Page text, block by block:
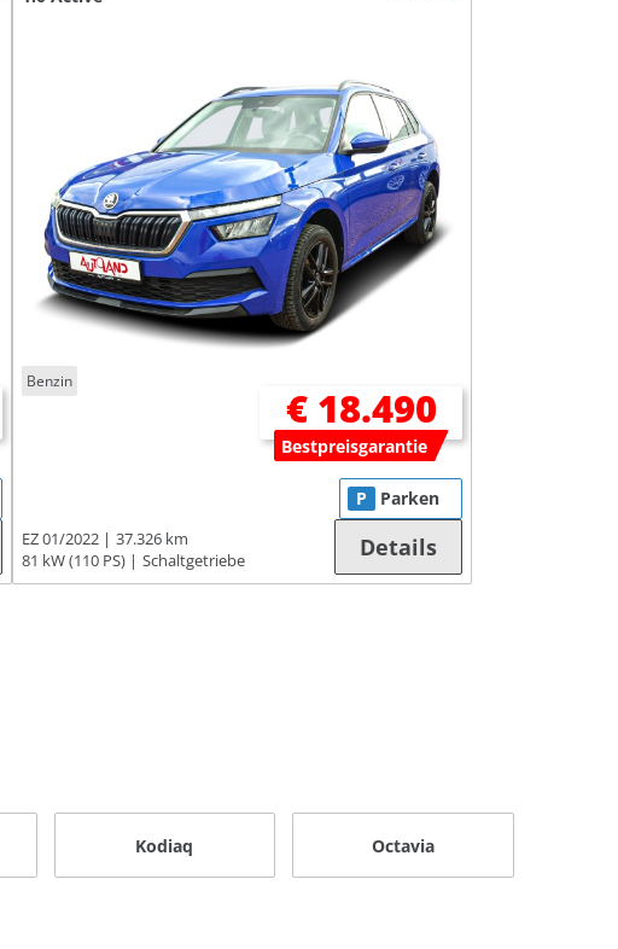
Benzin
€ 18.490
Bestpreisgarantie
EZ 01/2022
37.326 km
81 kW (110 PS)
Schaltgetriebe
P Parken
Details
Kodiaq Octavia